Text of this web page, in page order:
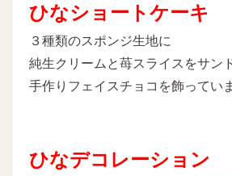
ひなショートケーキ
３種類のスポンジ生地に
純生クリームと苺スライスをサン
手作りフェイスチョコを飾ってい
ひなデコレーション